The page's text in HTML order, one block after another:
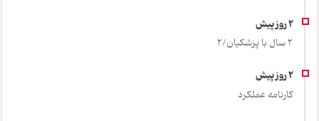
2 سال با پزشکیان/2
کارنامه عملکرد